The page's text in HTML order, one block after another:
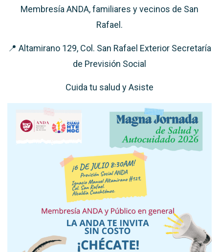
Membresía ANDA, familiares y vecinos de San
Rafael.
📍 Altamirano 129, Col. San Rafael Exterior Secretaría
de Previsión Social
Cuida tu salud y Asiste